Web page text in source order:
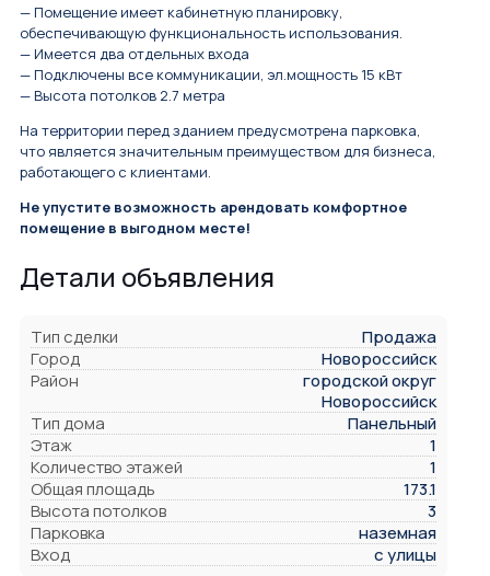
— Помещение имеет кабинетную планировку,
обеспечивающую функциональность использования.
— Имеется два отдельных входа
— Подключены все коммуникации, эл.мощность 15 кВт
— Высота потолков 2.7 метра
На территории перед зданием предусмотрена парковка,
что является значительным преимуществом для бизнеса,
работающего с клиентами.
Не упустите возможность арендовать комфортное
помещение в выгодном месте!
Детали объявления
Тип сделки
Продажа
Город
Новороссийск
Район
городской округ
Новороссийск
Тип дома
Панельный
Этаж
1
Количество этажей
1
Общая площадь
173.1
Высота потолков
3
Парковка
наземная
Вход
с улицы